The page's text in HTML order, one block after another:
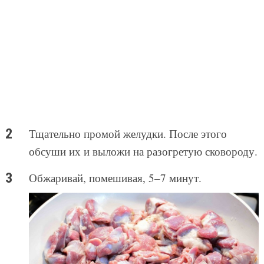
Тщательно промой желудки. После этого
обсуши их и выложи на разогретую сковороду.
Обжаривай, помешивая, 5–7 минут.